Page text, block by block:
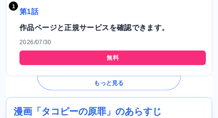
第1話
作品ページと正規サービスを確認できます。
2026/07/30
無料
もっと見る
漫画「タコピーの原罪」のあらすじ